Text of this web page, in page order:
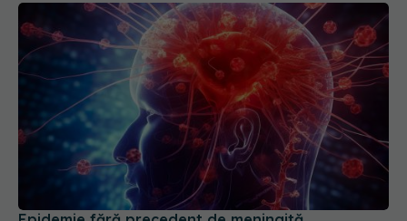
Epidemie fără precedent de meningită
meningococică în Canterbury: 15 cazuri, 2 decese
18 mar 2026, 14:55